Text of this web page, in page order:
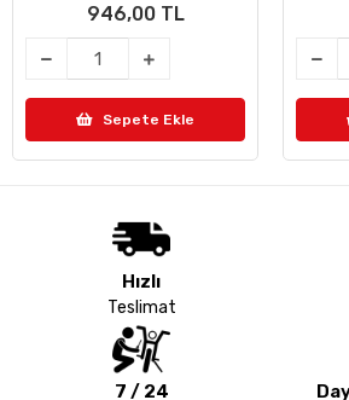
946,00 TL
Sepete Ekle
Hızlı
Teslimat
7 / 24